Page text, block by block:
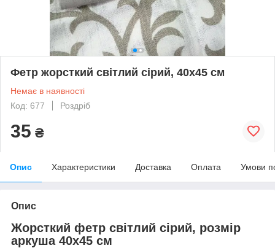
Фетр жорсткий світлий сірий, 40х45 см
Немає в наявності
Код: 677
Роздріб
35 ₴
Опис Характеристики Доставка Оплата Умови
Опис
Жорсткий фетр світлий сірий, розмір
аркуша 40х45 см